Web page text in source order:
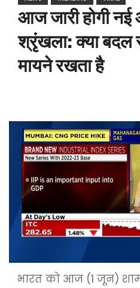
आज जारी होगी
श्रृंखला: क्या बदल
मायने रखता है
भारत को आज (1 जून)